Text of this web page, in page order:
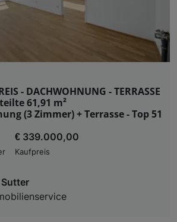
- DACHWOHNUNG - TERRASSE
61,91 m²
(3 Zimmer) + Terrasse - Top 51
€ 339.000,00
Kaufpreis